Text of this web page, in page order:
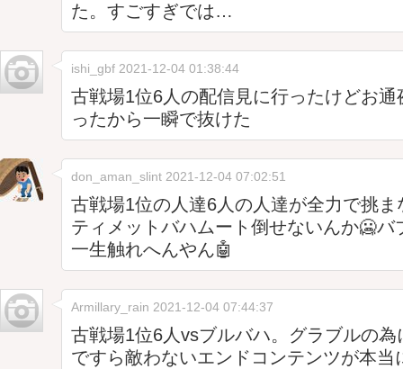
た。すごすぎでは…
ishi_gbf 2021-12-04 01:38:44
古戦場1位6人の配信見に行ったけどお
ったから一瞬で抜けた
don_aman_slint 2021-12-04 07:02:51
古戦場1位の人達6人の人達が全力で挑
ティメットバハムート倒せないんか🥶バ
一生触れへんやん🤖
Armillary_rain 2021-12-04 07:44:37
古戦場1位6人vsブルバハ。グラブルの
ですら敵わないエンドコンテンツが本当